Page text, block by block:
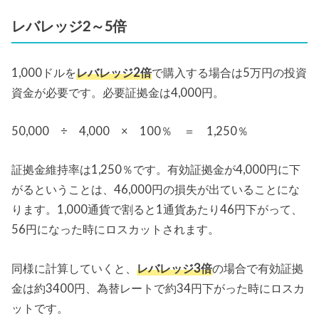
レバレッジ2～5倍
1,000ドルをレバレッジ2倍で購入する場合は5万円の投資
資金が必要です。必要証拠金は4,000円。
50,000 ÷ 4,000 × 100％ ＝ 1,250％
証拠金維持率は1,250％です。有効証拠金が4,000円に下
がるということは、46,000円の損失が出ていることにな
ります。1,000通貨で割ると1通貨あたり46円下がって、
56円になった時にロスカットされます。
同様に計算していくと、レバレッジ3倍の場合で有効証拠
金は約3400円、為替レートで約34円下がった時にロスカ
ットです。